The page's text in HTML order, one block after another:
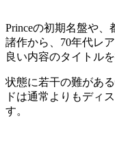
Princeの初期名盤や、
諸作から、70年代レ
良い内容のタイトル
状態に若干の難があ
ドは通常よりもディ
す。